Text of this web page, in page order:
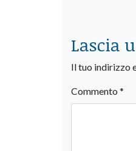
Lascia
Il tuo indirizzo
Commento *